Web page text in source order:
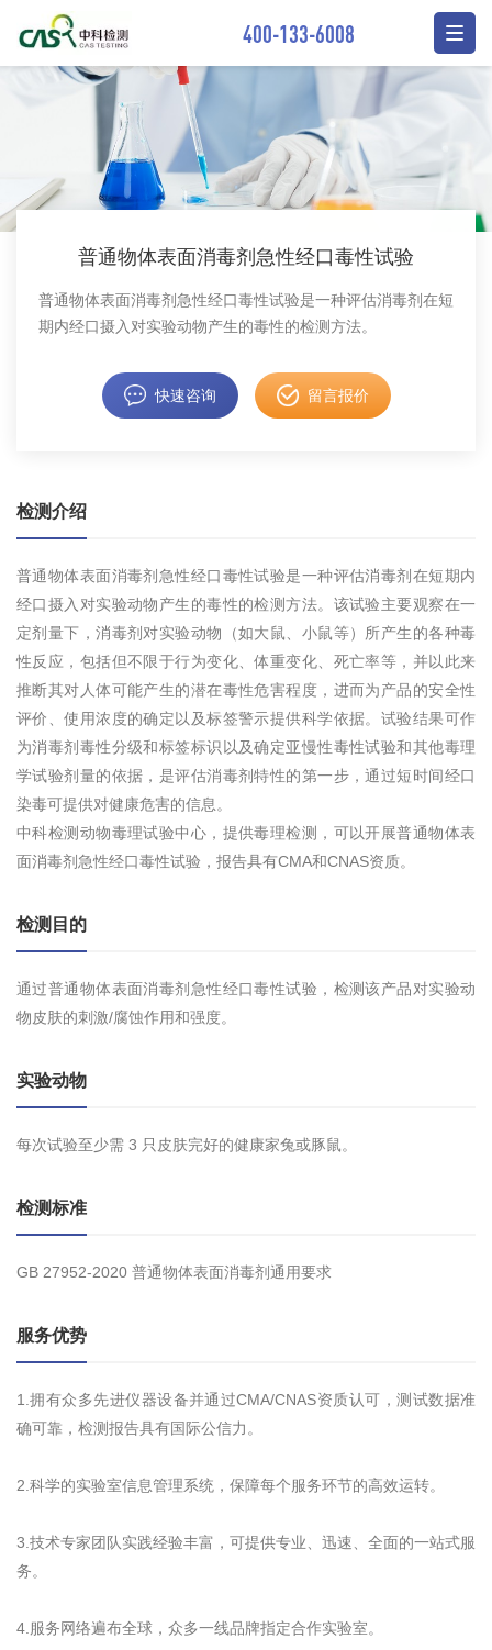
400-133-6008
普通物体表面消毒剂急性经口毒性试验
普通物体表面消毒剂急性经口毒性试验是一种评估消毒剂在短
期内经口摄入对实验动物产生的毒性的检测方法。
快速咨询 留言报价
检测介绍
普通物体表面消毒剂急性经口毒性试验是一种评估消毒剂在短期内
经口摄入对实验动物产生的毒性的检测方法。该试验主要观察在一
定剂量下，消毒剂对实验动物（如大鼠、小鼠等）所产生的各种毒
性反应，包括但不限于行为变化、体重变化、死亡率等，并以此来
推断其对人体可能产生的潜在毒性危害程度，进而为产品的安全性
评价、使用浓度的确定以及标签警示提供科学依据。试验结果可作
为消毒剂毒性分级和标签标识以及确定亚慢性毒性试验和其他毒理
学试验剂量的依据，是评估消毒剂特性的第一步，通过短时间经口
染毒可提供对健康危害的信息。
中科检测动物毒理试验中心，提供毒理检测，可以开展普通物体表
面消毒剂急性经口毒性试验，报告具有CMA和CNAS资质。
检测目的
通过普通物体表面消毒剂急性经口毒性试验，检测该产品对实验动
物皮肤的刺激/腐蚀作用和强度。
实验动物
每次试验至少需 3 只皮肤完好的健康家兔或豚鼠。
检测标准
GB 27952-2020 普通物体表面消毒剂通用要求
服务优势
1.拥有众多先进仪器设备并通过CMA/CNAS资质认可，测试数据准
确可靠，检测报告具有国际公信力。
2.科学的实验室信息管理系统，保障每个服务环节的高效运转。
3.技术专家团队实践经验丰富，可提供专业、迅速、全面的一站式服
务。
4.服务网络遍布全球，众多一线品牌指定合作实验室。